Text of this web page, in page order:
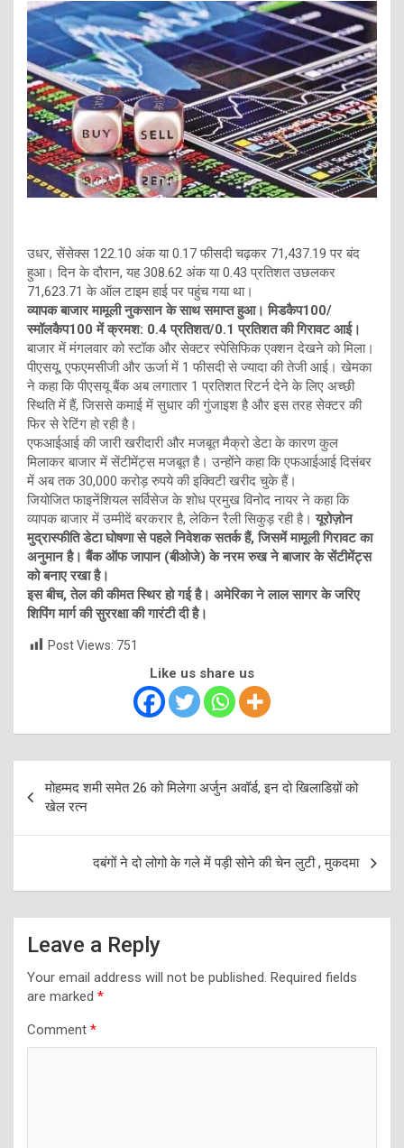
उधर, सेंसेक्स 122.10 अंक या 0.17 फीसदी चढ़कर 71,437.19 पर बंद
हुआ। दिन के दौरान, यह 308.62 अंक या 0.43 प्रतिशत उछलकर
71,623.71 के ऑल टाइम हाई पर पहुंच गया था।
व्यापक बाजार मामूली नुकसान के साथ समाप्त हुआ। मिडकैप100/
स्मॉलकैप100 में क्रमश: 0.4 प्रतिशत/0.1 प्रतिशत की गिरावट आई।
बाजार में मंगलवार को स्टॉक और सेक्टर स्पेसिफिक एक्शन देखने को मिला।
पीएसयू, एफएमसीजी और ऊर्जा में 1 फीसदी से ज्यादा की तेजी आई। खेमका
ने कहा कि पीएसयू बैंक अब लगातार 1 प्रतिशत रिटर्न देने के लिए अच्छी
स्थिति में हैं, जिससे कमाई में सुधार की गुंजाइश है और इस तरह सेक्टर की
फिर से रेटिंग हो रही है।
एफआईआई की जारी खरीदारी और मजबूत मैक्रो डेटा के कारण कुल
मिलाकर बाजार में सेंटीमेंट्स मजबूत है। उन्होंने कहा कि एफआईआई दिसंबर
में अब तक 30,000 करोड़ रुपये की इक्विटी खरीद चुके हैं।
जियोजित फाइनेंशियल सर्विसेज के शोध प्रमुख विनोद नायर ने कहा कि
व्यापक बाजार में उम्मीदें बरकरार है, लेकिन रैली सिकुड़ रही है। यूरोज़ोन
मुद्रास्फीति डेटा घोषणा से पहले निवेशक सतर्क हैं, जिसमें मामूली गिरावट का
अनुमान है। बैंक ऑफ जापान (बीओजे) के नरम रुख ने बाजार के सेंटीमेंट्स
को बनाए रखा है।
इस बीच, तेल की कीमत स्थिर हो गई है। अमेरिका ने लाल सागर के जरिए
शिपिंग मार्ग की सुररक्षा की गारंटी दी है।
Post Views: 751
Like us share us
Post
navigation
मोहम्मद शमी समेत 26 को मिलेगा अर्जुन अवॉर्ड, इन दो खिलाडिय़ों को
खेल रत्न
दबंगों ने दो लोगो के गले में पड़ी सोने की चेन लुटी , मुकदमा
Leave a Reply
Your email address will not be published. Required fields
are marked *
Comment *